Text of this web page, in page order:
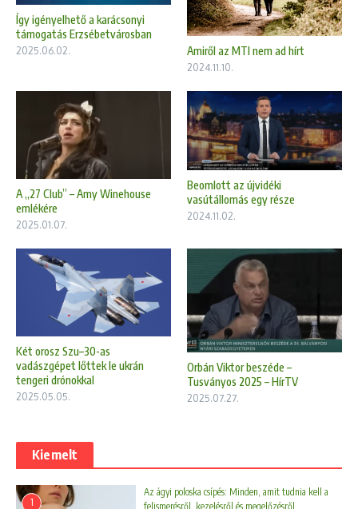
Így igényelhető a karácsonyi
támogatás Erzsébetvárosban
2025.06.02. Amiről az MTI nem ad hírt
2024.11.10.
A „27 Club” – Amy Winehouse
emlékére
2025.01.07.
Beomlott az újvidéki
vasútállomás egy része
2024.11.02.
Két orosz Szu–30-as
vadászgépet lőttek le ukrán
tengeri drónokkal
2025.05.05.
Orbán Viktor beszéde –
Tusványos 2025 – HírTV
2025.07.27.
Kiemelt
1
Az ágyi poloska csípés: Minden, amit tudnia kell a
felismerésről, kezelésről és megelőzésről